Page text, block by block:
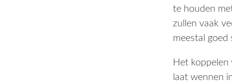
te houden
zullen vaak
meestal
Het koppelen
laat wennen